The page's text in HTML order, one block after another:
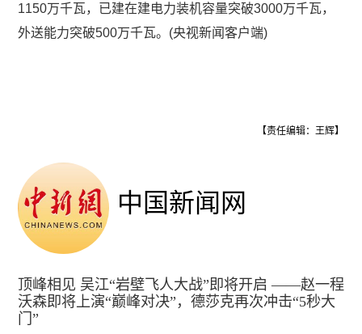
1150万千瓦，已建在建电力装机容量突破3000万千瓦，
外送能力突破500万千瓦。(央视新闻客户端)
【责任编辑：王辉】
中国新闻网
顶峰相见 吴江“岩壁飞人大战”即将开启 ——赵一程
沃森即将上演“巅峰对决”，德莎克再次冲击“5秒大
门”